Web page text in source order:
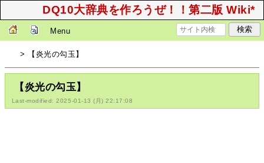
DQ10大辞典を作ろうぜ！！第二版 Wiki*
Menu
> 【炎光の勾玉】
【炎光の勾玉】
Last-modified: 2025-01-13 (月) 22:17:08